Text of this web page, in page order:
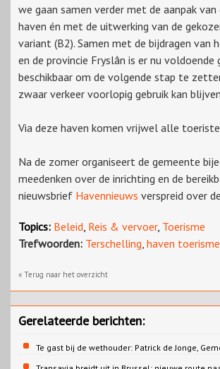
we gaan samen verder met de aanpak van
haven én met de uitwerking van de
variant (B2). Samen met de bijdragen van
en de provincie Fryslân is er nu voldoende
beschikbaar om de volgende stap te
zwaar verkeer voorlopig gebruik kan
Via deze haven komen vrijwel alle
Na de zomer organiseert de gemeente
meedenken over de inrichting en de
nieuwsbrief Havennieuws verspreid over
Topics: Beleid Reis & vervoer, Toerisme
Trefwoorden: Terschelling haven toerisme
« Terug naar het overzicht
Gerelateerde berichten:
Te gast bij de wethouder: Patrick de Jonge,